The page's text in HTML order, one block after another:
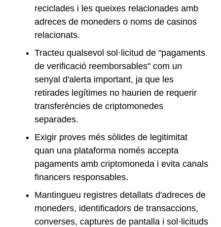
reciclades i les queixes relacionades amb
adreces de moneders o noms de casinos
relacionats.
Tracteu qualsevol sol·licitud de "pagaments
de verificació reemborsables" com un
senyal d'alerta important, ja que les
retirades legítimes no haurien de requerir
transferències de criptomonedes
separades.
Exigir proves més sòlides de legitimitat
quan una plataforma només accepta
pagaments amb criptomoneda i evita canals
financers responsables.
Mantingueu registres detallats d'adreces de
moneders, identificadors de transaccions,
converses, captures de pantalla i sol·licituds